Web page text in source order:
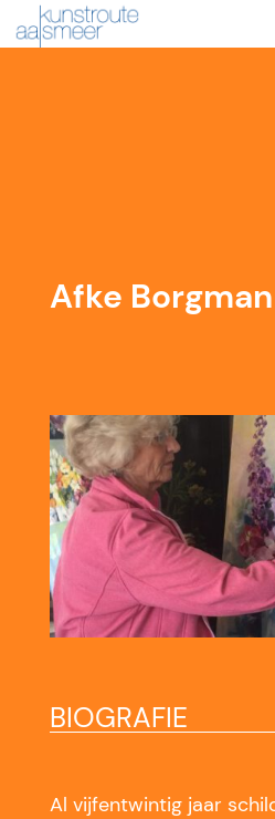
Afke Borgman
BIOGRAFIE
Al vijfentwintig jaar